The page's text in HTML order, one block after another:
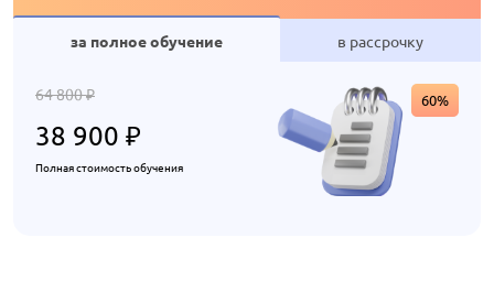
за полное обучение в рассрочку
64 800₽
38 900 ₽
Полная стоимость обучения
60%